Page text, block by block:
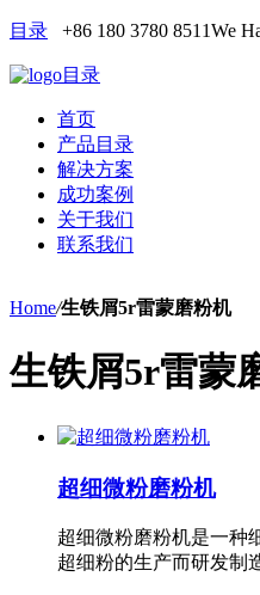
目录 +86 180 3780 8511We
目录
首页
产品目录
解决方案
成功案例
关于我们
联系我们
Home/生铁屑5r雷蒙磨粉机
生铁屑5r雷蒙
超细微粉磨粉机
超细微粉磨粉机是一种
超细粉的生产而研发制